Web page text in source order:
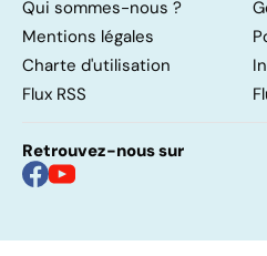
Qui sommes-nous ?
Mentions légales
Charte d'utilisation
Flux RSS
Retrouvez-nous sur